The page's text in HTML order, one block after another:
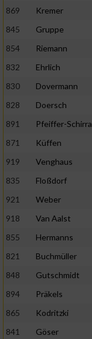
869
Kremer
845
Gruppe
854
Riemann
832
Ehrlich
830
Dovermann
828
Doersch
891
Pfeiffer-Schirra
871
Küffen
919
Venghaus
835
Floßdorf
921
Weber
918
Van Aalst
855
Hermanns
821
Buchmüller
848
Gutschmidt
894
Präkels
865
Kodritzki
841
Göser